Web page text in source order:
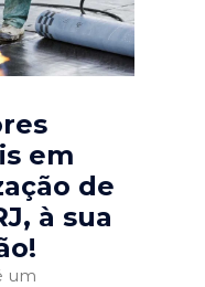
em
de
, à sua
um